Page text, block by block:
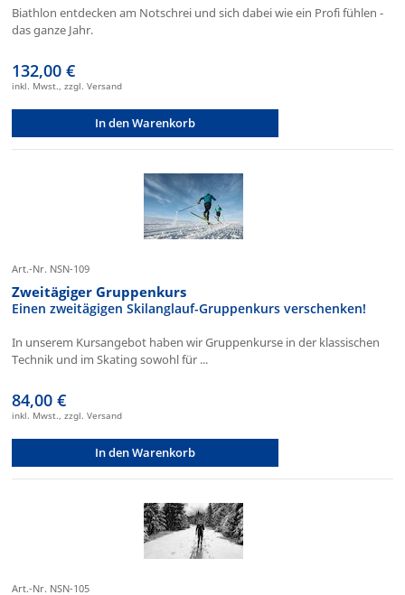
Biathlon entdecken am Notschrei und sich dabei wie ein Profi fühlen -
das ganze Jahr.
132,00 €
inkl. Mwst., zzgl. Versand
In den Warenkorb
Art.-Nr. NSN-109
Zweitägiger Gruppenkurs
Einen zweitägigen Skilanglauf-Gruppenkurs verschenken!
In unserem Kursangebot haben wir Gruppenkurse in der klassischen
Technik und im Skating sowohl für ...
84,00 €
inkl. Mwst., zzgl. Versand
In den Warenkorb
Art.-Nr. NSN-105